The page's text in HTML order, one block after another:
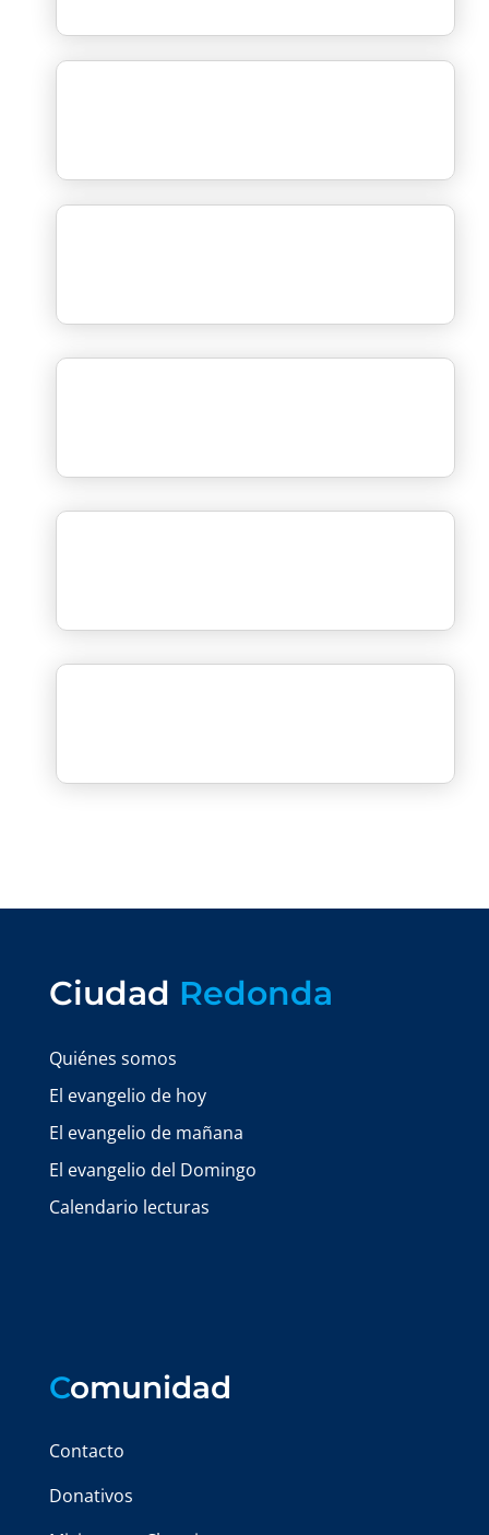
Ciudad Redonda
Quiénes somos
El evangelio de hoy
El evangelio de mañana
El evangelio del Domingo
Calendario lecturas
Comunidad
Contacto
Donativos